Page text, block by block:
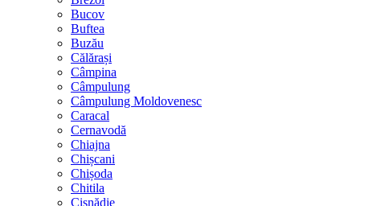
Bucov
Buftea
Buzău
Călărași
Câmpina
Câmpulung
Câmpulung Moldovenesc
Caracal
Cernavodă
Chiajna
Chișcani
Chișoda
Chitila
Cisnădie